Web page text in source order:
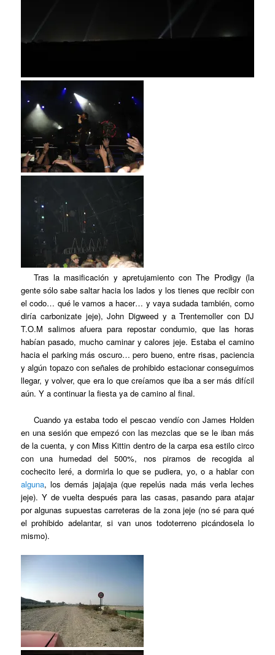
Tras la masificación y apretujamiento con The Prodigy (la
gente sólo sabe saltar hacia los lados y los tienes que recibir con
el codo… qué le vamos a hacer… y vaya sudada también, como
diría carbonizate jeje), John Digweed y a Trentemoller con DJ
T.O.M salimos afuera para repostar condumio, que las horas
habían pasado, mucho caminar y calores jeje. Estaba el camino
hacia el parking más oscuro… pero bueno, entre risas, paciencia
y algún topazo con señales de prohibido estacionar conseguimos
llegar, y volver, que era lo que creíamos que iba a ser más difícil
aún. Y a continuar la fiesta ya de camino al final.
Cuando ya estaba todo el pescao vendío con James Holden
en una sesión que empezó con las mezclas que se le iban más
de la cuenta, y con Miss Kittin dentro de la carpa esa estilo circo
con una humedad del 500%, nos piramos de recogida al
cochecito leré, a dormirla lo que se pudiera, yo, o a hablar con
alguna, los demás jajajaja (que repelús nada más verla leches
jeje). Y de vuelta después para las casas, pasando para atajar
por algunas supuestas carreteras de la zona jeje (no sé para qué
el prohibido adelantar, si van unos todoterreno picándosela lo
mismo).